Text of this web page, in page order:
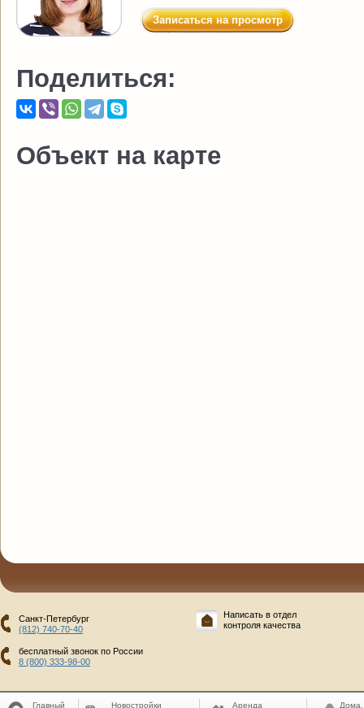
Записаться на просмотр
Поделиться:
Объект на карте
Санкт-Петербург
(812) 740-70-40
бесплатный звонок по России
8 (800) 333-98-00
Написать в отдел
контроля качества
Главный Новостройки Аренда Дома,